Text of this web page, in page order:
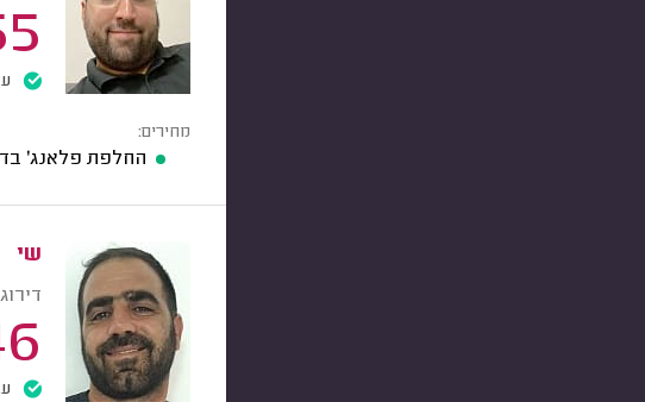
מחירים:
החלפת פלאנג'
שי